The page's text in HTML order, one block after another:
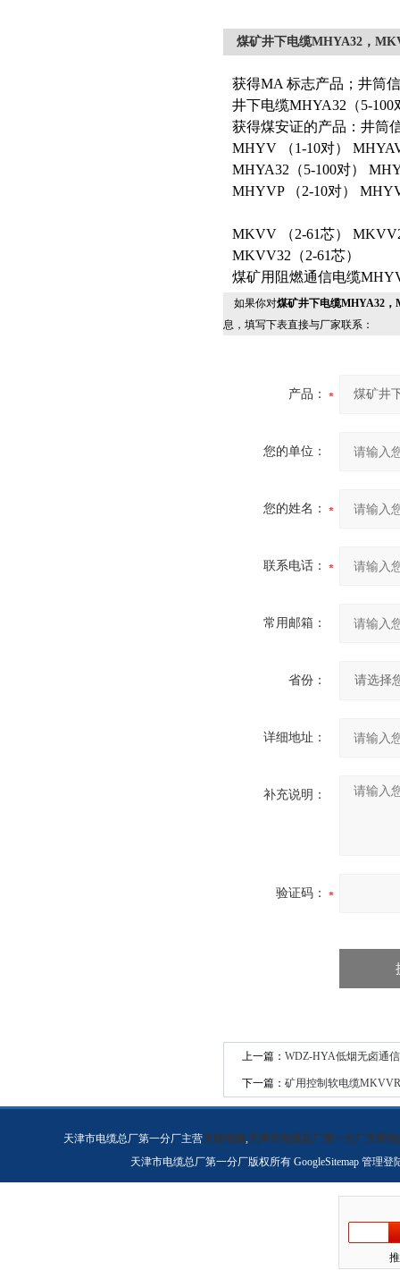
煤矿井下电缆MHYA32，
获得MA 标志产品；井筒
井下电缆MHYA32（5-
获得煤安证的产品：井筒
MHYV （1-10对）
MHYA32（5-100对）
MHYVP （2-10对）
MKVV （2-61芯）
MKVV32（2-61芯）
煤矿用阻燃通信电缆
如果你对煤矿井下电缆MHYA32
息，填写下表直接与厂家联系：
产品：
您的单位：
您的姓名：
联系电话：
常用邮箱：
省份：
详细地址：
补充说明：
验证码：
上一篇： WDZ-HYA低烟无卤通
下一篇： 矿用控制软电缆
天津市电缆总厂第一分厂主营天联电缆,天津市电缆总厂第一分厂天联电
天津市电缆总厂第一分厂版权所有 GoogleSitemap 管理登